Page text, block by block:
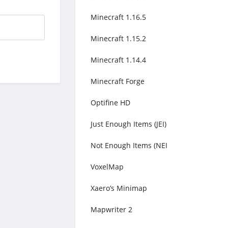
Minecraft 1.16.5
Minecraft 1.15.2
Minecraft 1.14.4
Minecraft Forge
Optifine HD
Just Enough Items (JEI)
Not Enough Items (NEI
VoxelMap
Xaero’s Minimap
Mapwriter 2